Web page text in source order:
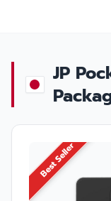
JP
Best Seller